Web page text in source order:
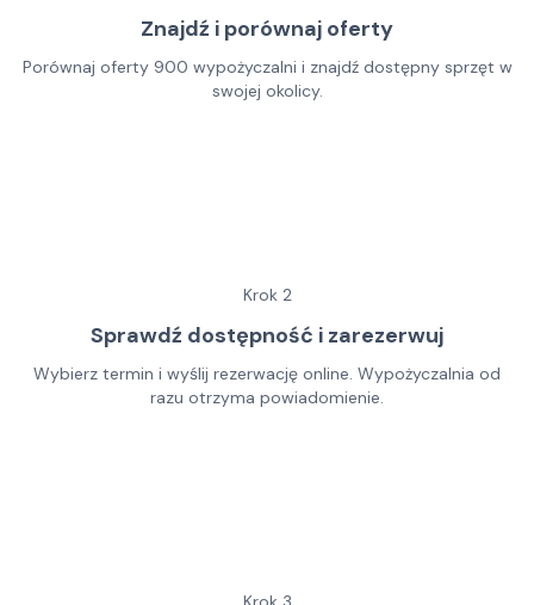
Znajdź i porównaj oferty
Porównaj oferty 900 wypożyczalni i znajdź dostępny sprzęt w
swojej okolicy.
Krok 2
Sprawdź dostępność i zarezerwuj
Wybierz termin i wyślij rezerwację online. Wypożyczalnia od
razu otrzyma powiadomienie.